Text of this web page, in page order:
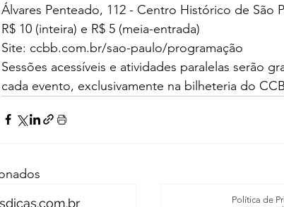
Álvares Penteado, 112 - Centro Histórico de São
R$ 10 (inteira) e R$ 5 (meia-entrada)
Site: ccbb.com.br/sao-paulo/programação
Sessões acessíveis e atividades paralelas serão
cada evento, exclusivamente na bilheteria do
Política de